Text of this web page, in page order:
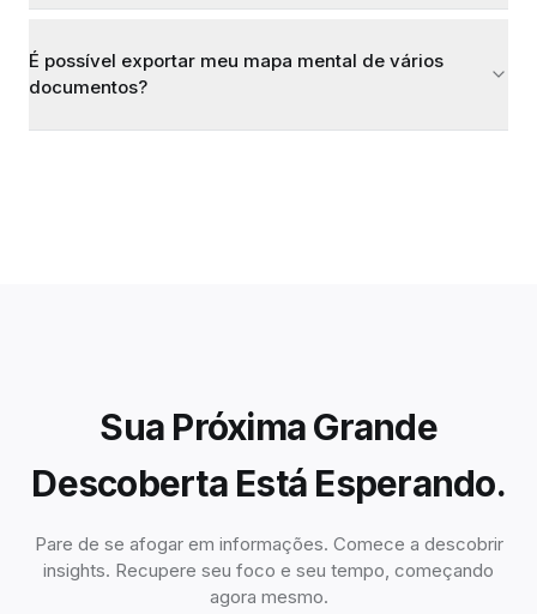
É possível exportar meu mapa mental de vários
documentos?
Sua Próxima Grande
Descoberta Está Esperando.
Pare de se afogar em informações. Comece a descobrir
insights. Recupere seu foco e seu tempo, começando
agora mesmo.